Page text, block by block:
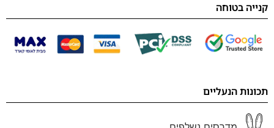
קנייה בטוחה
תכונות הנעליים